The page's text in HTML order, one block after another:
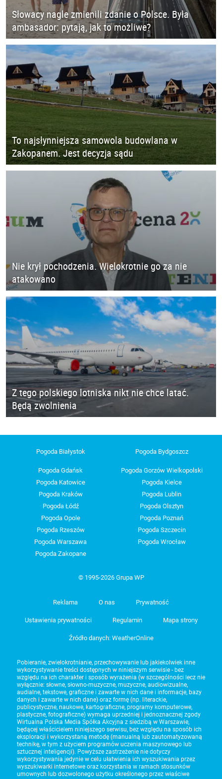
Słowacy nagle zmienili zdanie o Polsce. Była
ambasador: pytają, jak to możliwe?
To najsłynniejsza samowola budowlana w
Zakopanem. Jest decyzja sądu
Nie krył pochodzenia. Wielokrotnie go za nie
atakowano
Z tego polskiego lotniska nikt nie chce latać.
Będą zwolnienia
Pogoda Białystok Pogoda Bydgoszcz
Pogoda Gdańsk
Pogoda Gorzów Wielkopolski
Pogoda Katowice
Pogoda Kielce
Pogoda Kraków
Pogoda Lublin
Pogoda Łódź
Pogoda Olsztyn
Pogoda Opole
Pogoda Poznań
Pogoda Rzeszów
Pogoda Szczecin
Pogoda Warszawa
Pogoda Wrocław
Pogoda Zakopane
© 1995-2026 Grupa WP
Reklama O nas Prywatność
Ustawienia prywatności Regulamin Mapa strony
Źródło danych: WeatherOnline
Pobieranie, zwielokrotnianie, przechowywanie lub jakiekolwiek inne
wykorzystywanie treści dostępnych w niniejszym serwisie - bez
względu na ich charakter i sposób wyrażenia (w szczególności lecz nie
wyłącznie: słowne, słowno-muzyczne, muzyczne, audiowizualne,
audialne, tekstowe, graficzne i zawarte w nich dane i informacje, bazy
danych i zawarte w nich dane) oraz formę (np. literackie,
publicystyczne, naukowe, kartograficzne, programy komputerowe,
plastyczne, fotograficzne) wymaga uprzedniej i jednoznacznej zgody
Wirtualna Polska Media Spółka Akcyjna z siedzibą w Warszawie,
będącej właścicielem niniejszego serwisu, bez względu na sposób ich
eksploracji i wykorzystaną metodę (manualną lub zautomatyzowaną
technikę, w tym z użyciem programów uczenia maszynowego lub
sztucznej inteligencji). Powyższe zastrzeżenie nie dotyczy
wykorzystywania jedynie w celu ułatwienia ich wyszukiwania przez
wyszukiwarki internetowe oraz korzystania w ramach stosunków
umownych lub dozwolonego użytku określonego przez właściwe